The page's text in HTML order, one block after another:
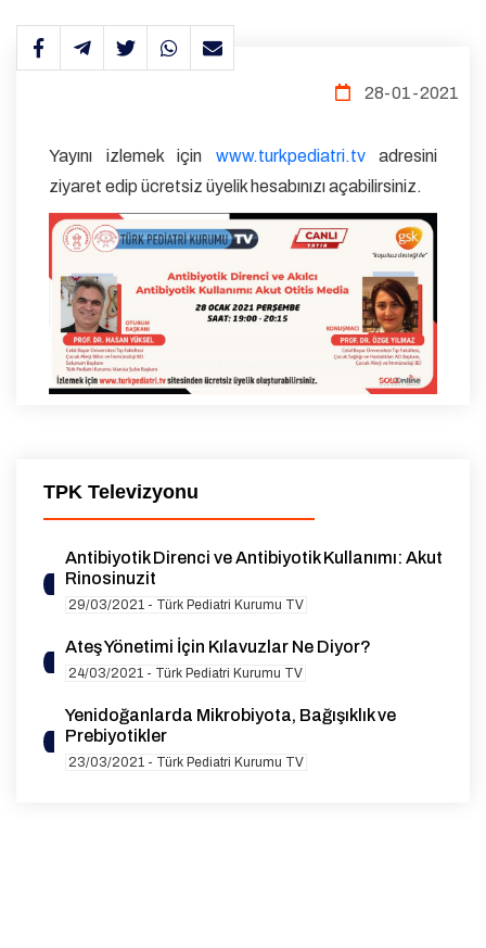
TPK Televizyonu
Antibiyotik Direnci ve Antibiyotik Kullanımı: Akut
Rinosinuzit
29/03/2021 - Türk Pediatri Kurumu TV
Ateş Yönetimi İçin Kılavuzlar Ne Diyor?
24/03/2021 - Türk Pediatri Kurumu TV
Yenidoğanlarda Mikrobiyota, Bağışıklık ve
Prebiyotikler
23/03/2021 - Türk Pediatri Kurumu TV
28-01-2021
Yayını izlemek için www.turkpediatri.tvadresini
ziyaret edip ücretsiz üyelik hesabınızı açabilirsiniz.